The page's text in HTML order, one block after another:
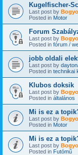
Kugelfischer-
Last post by
Posted in Motor
Forum
Last post by
Posted in fórum /
jobb oldali
Last post by
Posted in technikai
Klubos doksik
Last post by
Posted in általános
Mi is ez a
Last post by
Posted in Motor
Mi is ez a
Last post by
Posted in Futómű